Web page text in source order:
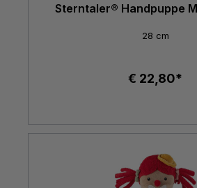
Sterntaler® Handpuppe
28 cm
€ 22,80*